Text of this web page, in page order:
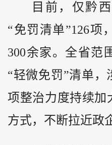
目前，仅黔
“免罚清单”126项
300余家。全省范
“轻微免罚”清单
项整治力度持续加
方式，不断拉近政